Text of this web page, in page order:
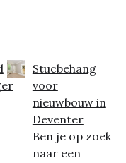
Stucbehang
voor
nieuwbouw in
Deventer
Ben je op zoek
naar een